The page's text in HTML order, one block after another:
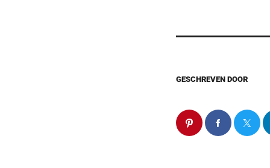
GESCHREVEN DOOR